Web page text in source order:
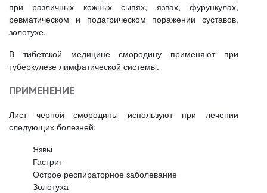
при различных кожных сыпях, язвах, фурункулах,
ревматическом и подагрическом поражении суставов,
золотухе.
В тибетской медицине смородину применяют при
туберкулезе лимфатической системы.
ПРИМЕНЕНИЕ
Лист черной смородины используют при лечении
следующих болезней:
Язвы
Гастрит
Острое респираторное заболевание
Золотуха